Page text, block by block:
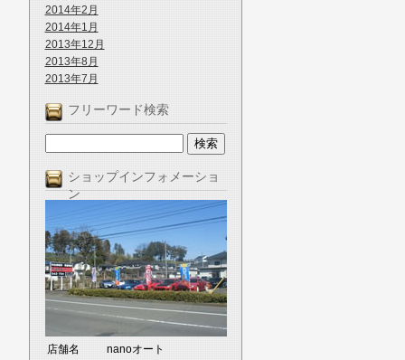
2014年2月
2014年1月
2013年12月
2013年8月
2013年7月
フリーワード検索
ショップインフォメーショ
ン
店舗名 nanoオート